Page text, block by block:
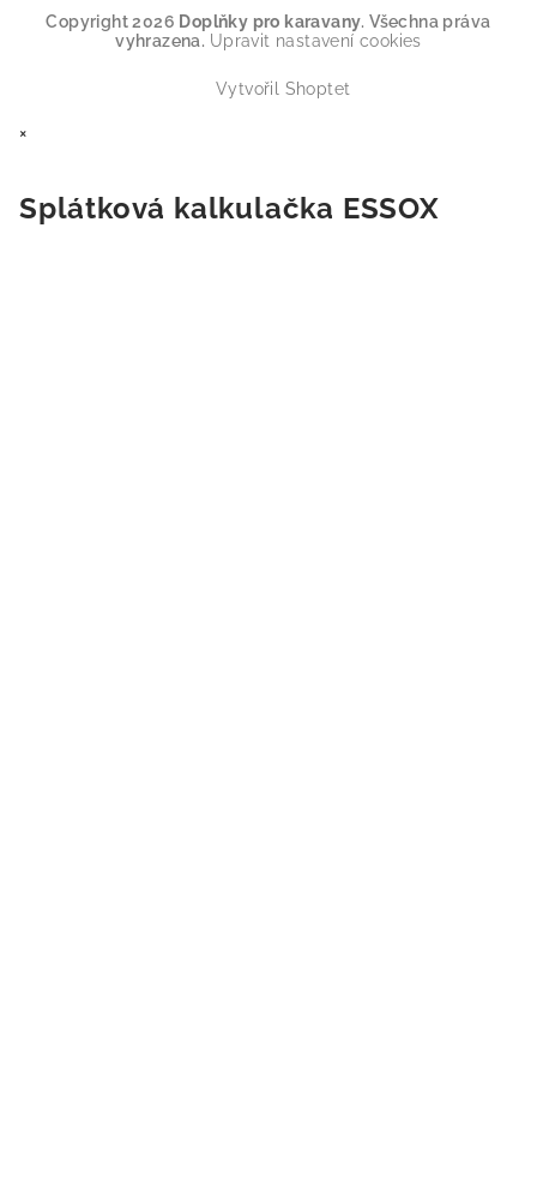
Copyright 2026 Doplňky pro karavany. Všechna práva
vyhrazena. Upravit nastavení cookies
Vytvořil Shoptet
×
Splátková kalkulačka ESSOX